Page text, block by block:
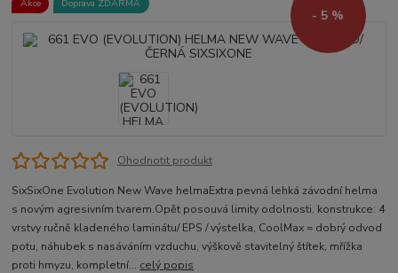
Akce Doprava ZDARMA
- 5 %
Ohodnotit produkt
SixSixOne Evolution New Wave helmaExtra pevná lehká závodní helma
s novým agresivním tvarem.Opět posouvá limity odolnosti. konstrukce: 4
vrstvy ručně kladeného laminátu/ EPS / výstelka, CoolMax = dobrý odvod
potu, náhubek s nasáváním vzduchu, výškově stavitelný štítek, mřížka
proti hmyzu, kompletní... celý popis